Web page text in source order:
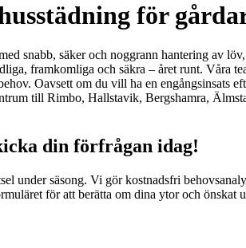
för
snabb, säker och noggrann hantering av
framkomliga och säkra – året runt. Våra
Oavsett om du vill ha en engångsinsats
till Rimbo, Hallstavik, Bergshamra,
din förfrågan idag!
under säsong. Vi gör kostnadsfri
för att berätta om dina ytor och önskat